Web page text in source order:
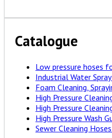
Catalogue
Low pressure hoses
Industrial Water Spray
Foam Cleaning,
High Pressure
High Pressure
High Pressure Wash
Sewer Cleaning